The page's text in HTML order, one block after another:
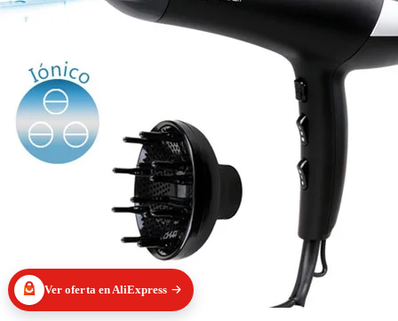
Ver oferta en AliExpress